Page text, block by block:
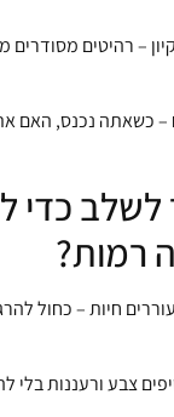
– רהיטים
– כשאתה נכנס, האם
כדי
רמות?
חיות – כחול
צבע ורעננות